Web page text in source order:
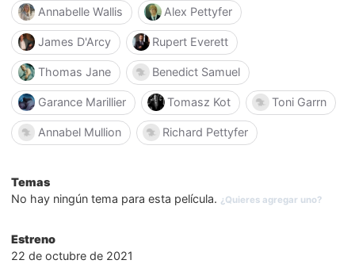
Annabelle Wallis Alex Pettyfer
James D'Arcy Rupert Everett
Thomas Jane Benedict Samuel
Garance Marillier Tomasz Kot Toni Garrn
Annabel Mullion Richard Pettyfer
Temas
No hay ningún tema para esta película. ¿Quieres agregar uno?
Estreno
22 de octubre de 2021